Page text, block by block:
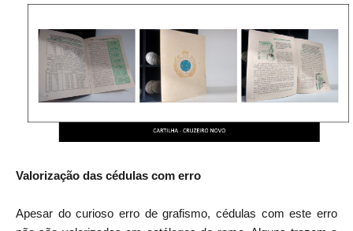
Valorização das cédulas com erro
Apesar do curioso erro de grafismo, cédulas com este erro